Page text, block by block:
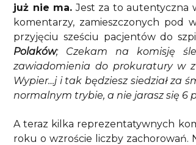
już nie ma. Jest za to autentyczna
komentarzy, zamieszczonych
przyjęciu sześciu pacjentów do
Polaków; Czekam na komisję
zawiadomienia do prokuratury w
Wypier…j i tak będziesz siedział za
normalnym trybie, a nie jarasz się 6
A teraz kilka reprezentatywnych
roku o wzroście liczby zachorowań.